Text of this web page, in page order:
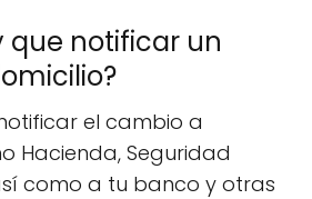
que notificar un
el cambio a
Hacienda, Seguridad
como a tu banco y otras